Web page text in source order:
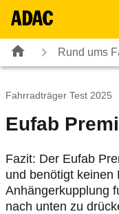
Rund ums
Fahrradträger Test 2025
Eufab
Fazit: Der Eufab
und benötigt keinen
Anhängerkupplung
nach unten zu